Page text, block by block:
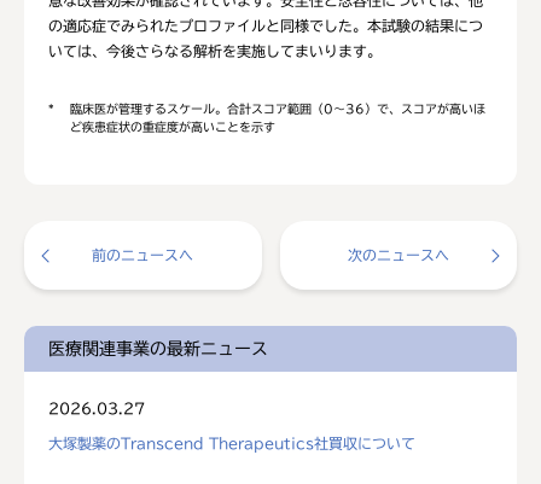
の適応症でみられたプロファイルと同様でした。本試験の結果につ
いては、今後さらなる解析を実施してまいります。
*
臨床医が管理するスケール。合計スコア範囲（0〜36）で、スコアが高いほ
ど疾患症状の重症度が高いことを示す
前のニュースへ 次のニュースへ
医療関連事業の最新ニュース
2026.03.27
大塚製薬のTranscend Therapeutics社買収について